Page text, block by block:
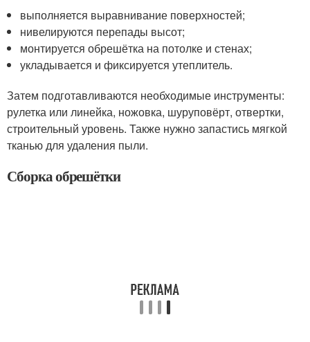
выполняется выравнивание поверхностей;
нивелируются перепады высот;
монтируется обрешётка на потолке и стенах;
укладывается и фиксируется утеплитель.
Затем подготавливаются необходимые инструменты:
рулетка или линейка, ножовка, шуруповёрт, отвертки,
строительный уровень. Также нужно запастись мягкой
тканью для удаления пыли.
Сборка обрешётки